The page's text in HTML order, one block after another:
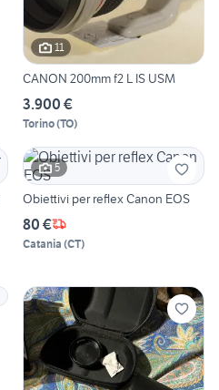
11
CANON 200mm f2 L IS USM
3.900 €
Torino(TO)
5
Obiettivi per reflex Canon EOS
80 €
Catania (CT)